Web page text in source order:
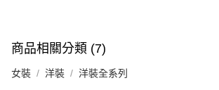
商品相關分類 (7)
女裝 洋裝 洋裝全系列